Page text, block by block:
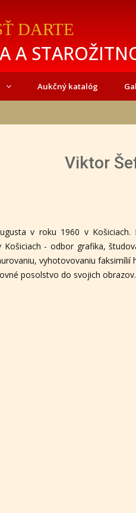
DARTE
A
Aukčný katalóg
Viktor
v roku 1960 v Košiciach.
Košiciach - odbor grafika,
vyhotovovaniu
posolstvo do svojich obrazov.